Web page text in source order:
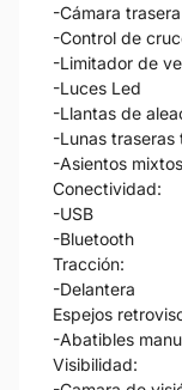
-Cámara trasera
-Control de
-Limitador de
-Luces Led
-Llantas de
-Lunas traseras
-Asientos mixtos
Conectividad:
-USB
-Bluetooth
Tracción:
-Delantera
Espejos
-Abatibles
Visibilidad: